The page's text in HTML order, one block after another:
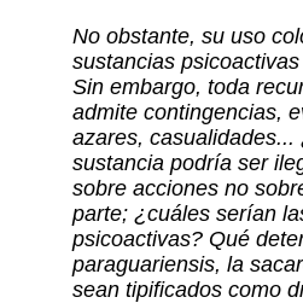
No obstante, su uso
sustancias
Sin embargo, toda
admite contingencias,
azares, casualidades...
sustancia podría ser
sobre acciones no
parte; ¿cuáles serían
psicoactivas? Qué
paraguariensis, la
sean tipificados como